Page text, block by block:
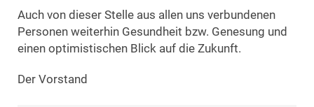
Auch von dieser Stelle aus allen uns verbundenen
Personen weiterhin Gesundheit bzw. Genesung und
einen optimistischen Blick auf die Zukunft.
Der Vorstand